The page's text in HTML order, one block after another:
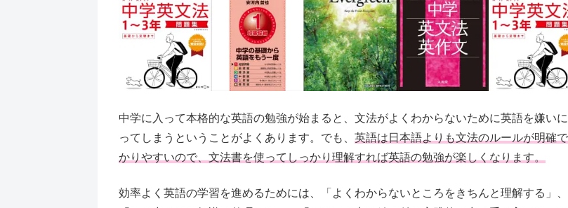
中学に入って本格的な英語の勉強が始まると、文法がよくわからないために英語を嫌い
ってしまうということがよくあります。でも、 英語は日本語よりも文法のルールが明確
かりやすいので、文法書を使ってしっかり理解すれば英語の勉強が楽しくなります。
効率よく英語の学習を進めるためには、「よくわからないところをきちんと理解する」、